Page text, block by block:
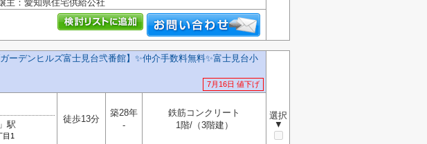
：愛知県住宅供給公社
ガーデンヒルズ富士見台弐番館】✨️仲介手数料無料✨️富士見台小
7月16日 値下げ
選択
▼
」駅
目1
徒歩13分
築28年
-
鉄筋コンクリート
1階/（3階建）